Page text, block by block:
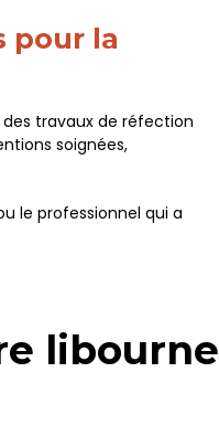
pour la
travaux de réfection
soignées,
le professionnel qui a
libourne